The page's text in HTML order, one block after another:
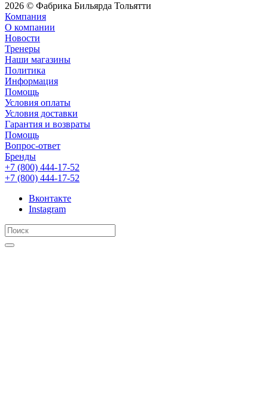
2026 © Фабрика Бильярда Тольятти
Компания
О компании
Новости
Тренеры
Наши магазины
Политика
Информация
Помощь
Условия оплаты
Условия доставки
Гарантия и возвраты
Помощь
Вопрос-ответ
Бренды
+7 (800) 444-17-52
+7 (800) 444-17-52
Вконтакте
Instagram